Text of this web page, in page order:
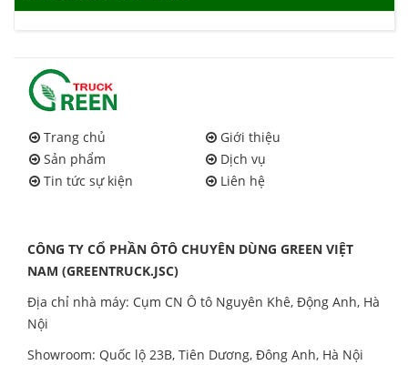
Trang chủ
Giới thiệu
Sản phẩm
Dịch vụ
Tin tức sự kiện
Liên hệ
CÔNG TY CỔ PHẦN ÔTÔ CHUYÊN DÙNG GREEN VIỆT
NAM (GREENTRUCK.JSC)
Địa chỉ nhà máy: Cụm CN Ô tô Nguyên Khê, Động Anh, Hà
Nội
Showroom: Quốc lộ 23B, Tiên Dương, Đông Anh, Hà Nội